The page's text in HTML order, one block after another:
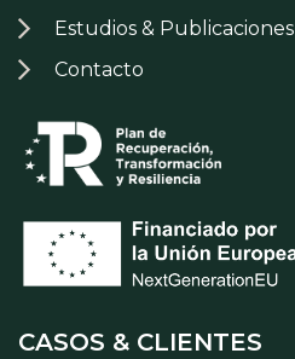
Estudios & Publicaciones
Contacto
CASOS & CLIENTES